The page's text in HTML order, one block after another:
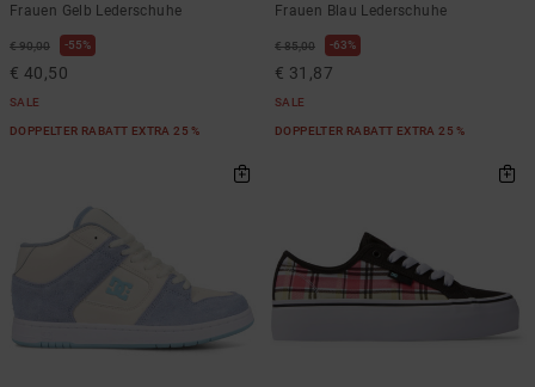
Frauen Gelb Lederschuhe
€ 90,00 55%
€ 40,50
SALE
DOPPELTER RABATT EXTRA 25 %
Frauen Blau Lederschuhe
€ 85,00 63%
€ 31,87
SALE
DOPPELTER RABATT EXTRA 25 %